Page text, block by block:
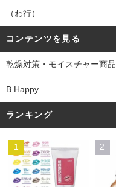
（わ行）
コンテンツを見る
乾燥対策・モイスチャー商品
B Happy
ランキング
1 2